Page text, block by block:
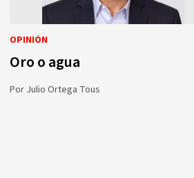
OPINIÓN
Oro o agua
Por Julio Ortega Tous